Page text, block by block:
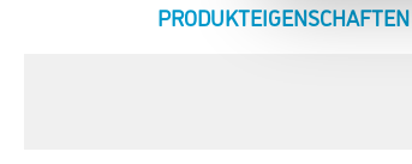
CURRENT
PRODUKTEIGENSCHAFTEN